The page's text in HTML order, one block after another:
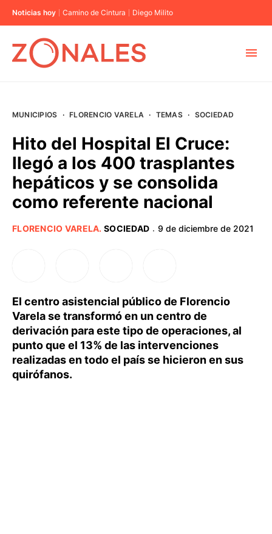
Noticias hoy Camino de Cintura Diego Milito
BUENOS AIRES
PROVINCIAS
MUNICIPIOS · FLORENCIO VARELA · TEMAS · SOCIEDAD
Hito del Hospital El Cruce:
llegó a los 400 trasplantes
hepáticos y se consolida
como referente nacional
FLORENCIO VARELA.SOCIEDAD · 9 de diciembre de 2021
El centro asistencial público de Florencio
Varela se transformó en un centro de
derivación para este tipo de operaciones, al
punto que el 13% de las intervenciones
realizadas en todo el país se hicieron en sus
quirófanos.